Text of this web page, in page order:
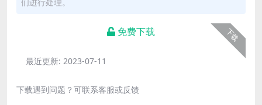
下载
免费下载
最近更新: 2023-07-11
下载遇到问题？可联系客服或反馈